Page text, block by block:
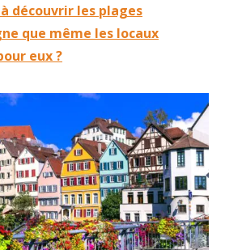
découvrir les plages
que même les locaux
eux ?